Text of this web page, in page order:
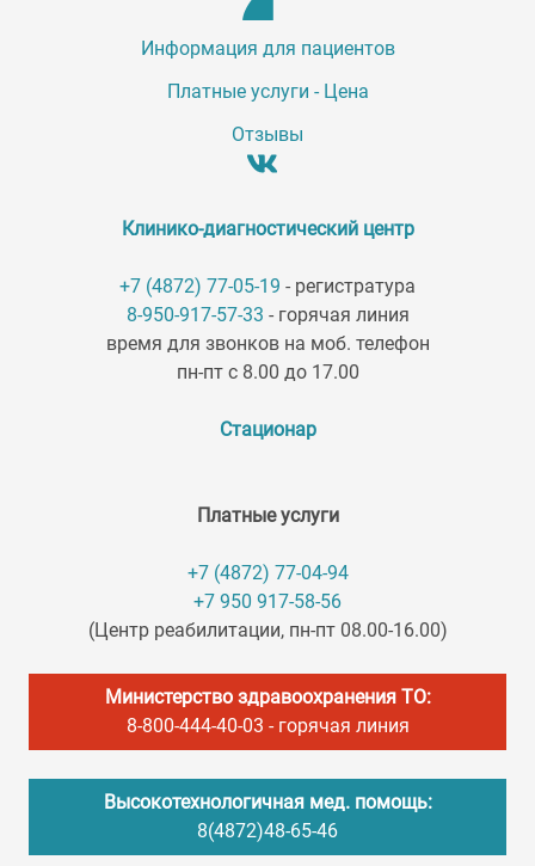
Информация для пациентов
Платные услуги - Цена
Отзывы
Клинико-диагностический центр
+7 (4872) 77-05-19 - регистратура
8-950-917-57-33 - горячая линия
время для звонков на моб. телефон
пн-пт с 8.00 до 17.00
Стационар
Платные услуги
+7 (4872) 77-04-94
+7 950 917-58-56
(Центр реабилитации, пн-пт 08.00-16.00)
Министерство здравоохранения ТО:
8-800-444-40-03 - горячая линия
Высокотехнологичная мед. помощь:
8(4872)48-65-46